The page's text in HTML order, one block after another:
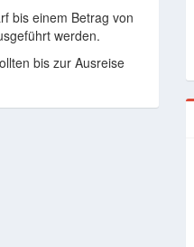
bis einem Betrag von
werden.
bis zur Ausreise